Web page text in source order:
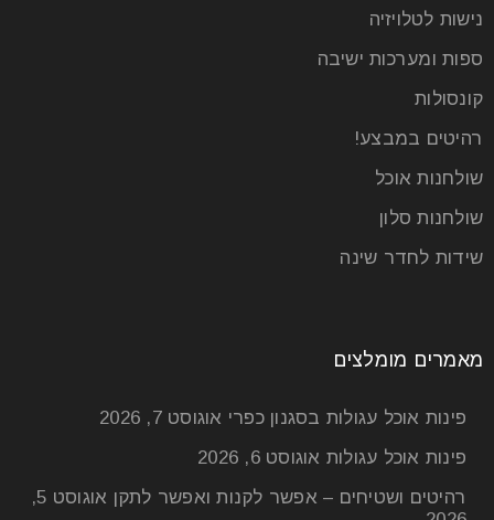
נישות לטלויזיה
ספות ומערכות ישיבה
קונסולות
רהיטים במבצע!
שולחנות אוכל
שולחנות סלון
שידות לחדר שינה
מאמרים מומלצים
פינות אוכל עגולות בסגנון כפרי אוגוסט 7, 2026
פינות אוכל עגולות אוגוסט 6, 2026
רהיטים ושטיחים – אפשר לקנות ואפשר לתקן
אוגוסט 5,